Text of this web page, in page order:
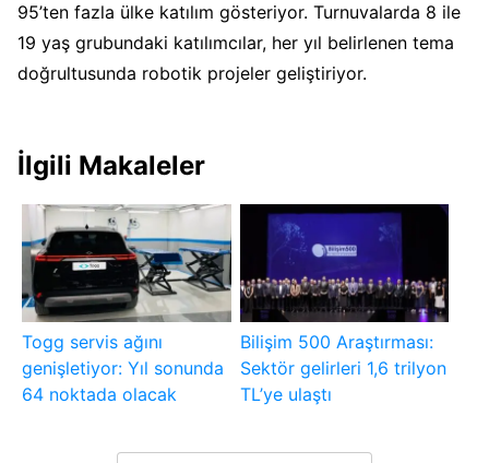
95’ten fazla ülke katılım gösteriyor. Turnuvalarda 8 ile
19 yaş grubundaki katılımcılar, her yıl belirlenen tema
doğrultusunda robotik projeler geliştiriyor.
İlgili Makaleler
Togg servis ağını
genişletiyor: Yıl sonunda
64 noktada olacak
Bilişim 500 Araştırması:
Sektör gelirleri 1,6 trilyon
TL’ye ulaştı